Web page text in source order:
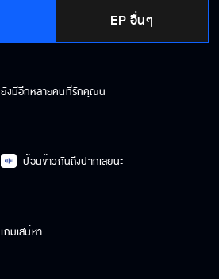
EP อื่นๆ
ยังมีอีกหลายคนที่รักคุณนะ
ป้อนข้าวกันถึงปากเลยนะ
เกมเสน่หา